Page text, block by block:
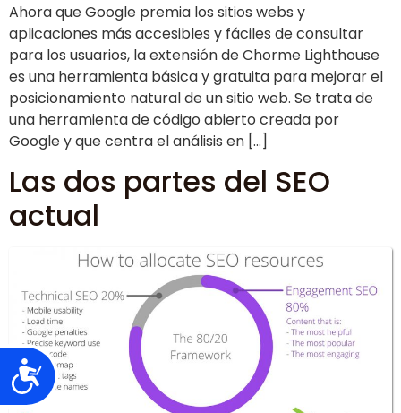
Accesibilidad
Ahora que Google premia los sitios webs y
aplicaciones más accesibles y fáciles de consultar
para los usuarios, la extensión de Chorme Lighthouse
es una herramienta básica y gratuita para mejorar el
posicionamiento natural de un sitio web. Se trata de
una herramienta de código abierto creada por
Google y que centra el análisis en […]
Las dos partes del SEO
actual